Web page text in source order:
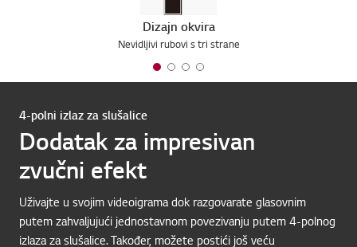
Dizajn okvira
Nevidljivi rubovi s tri strane
4-polni izlaz za slušalice
Dodatak za impresivan
zvučni efekt
Uživajte u svojim videoigrama dok razgovarate glasovnim
putem zahvaljujući jednostavnom povezivanju putem 4-polnog
izlaza za slušalice. Također, možete postići još veću